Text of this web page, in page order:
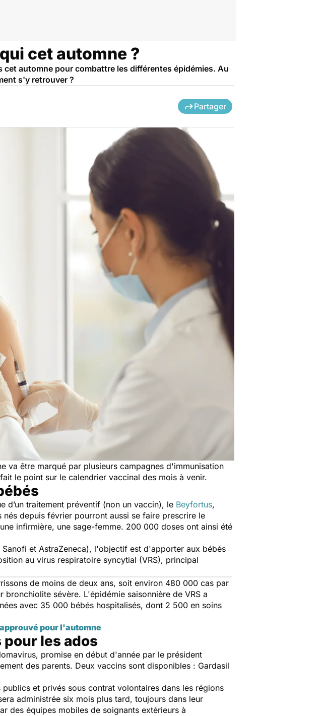
cet automne ?
automne pour combattre les différentes épidémies. Au
s'y retrouver ?
Partager
va être marqué par plusieurs campagnes d'immunisation
le point sur le calendrier vaccinal des mois à venir.
d’un traitement préventif (non un vaccin), le Beyfortus,
depuis février pourront aussi se faire prescrire le
infirmière, une sage-femme. 200 000 doses ont ainsi été
et AstraZeneca), l'objectif est d'apporter aux bébés
au virus respiratoire syncytial (VRS), principal
de moins de deux ans, soit environ 480 000 cas par
sévère. L'épidémie saisonnière de VRS a
avec 35 000 bébés hospitalisés, dont 2 500 en soins
pour l'automne
les ados
promise en début d'année par le président
des parents. Deux vaccins sont disponibles : Gardasil
et privés sous contrat volontaires dans les régions
administrée six mois plus tard, toujours dans leur
des équipes mobiles de soignants extérieurs à